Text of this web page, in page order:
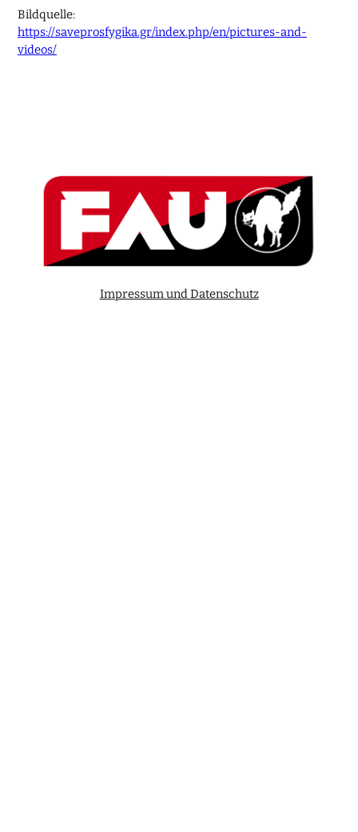
Bildquelle:
https://saveprosfygika.gr/index.php/en/pictures-and-
videos/
Impressum und Datenschutz